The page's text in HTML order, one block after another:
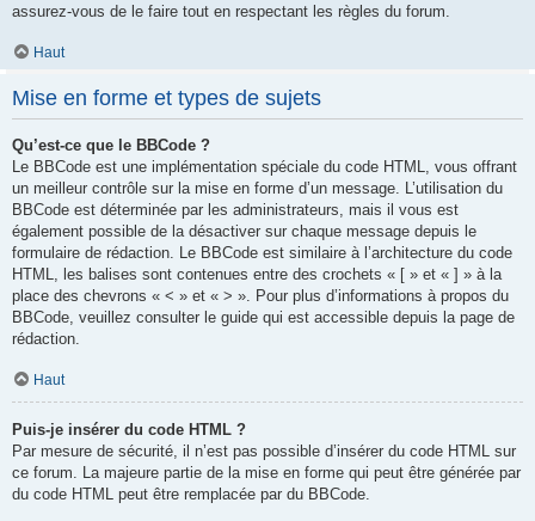
assurez-vous de le faire tout en respectant les règles du forum.
Haut
Mise en forme et types de sujets
Qu’est-ce que le BBCode ?
Le BBCode est une implémentation spéciale du code HTML, vous offrant
un meilleur contrôle sur la mise en forme d’un message. L’utilisation du
BBCode est déterminée par les administrateurs, mais il vous est
également possible de la désactiver sur chaque message depuis le
formulaire de rédaction. Le BBCode est similaire à l’architecture du code
HTML, les balises sont contenues entre des crochets « [ » et « ] » à la
place des chevrons « < » et « > ». Pour plus d’informations à propos du
BBCode, veuillez consulter le guide qui est accessible depuis la page de
rédaction.
Haut
Puis-je insérer du code HTML ?
Par mesure de sécurité, il n’est pas possible d’insérer du code HTML sur
ce forum. La majeure partie de la mise en forme qui peut être générée par
du code HTML peut être remplacée par du BBCode.